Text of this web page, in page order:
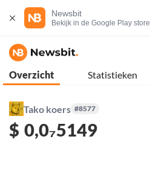
Newsbit
Bekijk in de Google Play store
Overzicht Statistieken
Tako koers #8577
$ 0,0₇5149